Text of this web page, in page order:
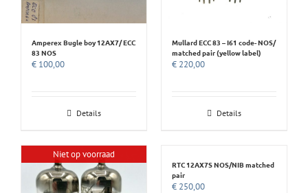
Amperex Bugle boy 12AX7/ ECC
83 NOS
€ 100,00
Details
Mullard ECC 83 – I61 code- NOS/
matched pair (yellow label)
€ 220,00
Details
Niet op voorraad
RTC 12AX7S NOS/NIB matched
pair
€ 250,00